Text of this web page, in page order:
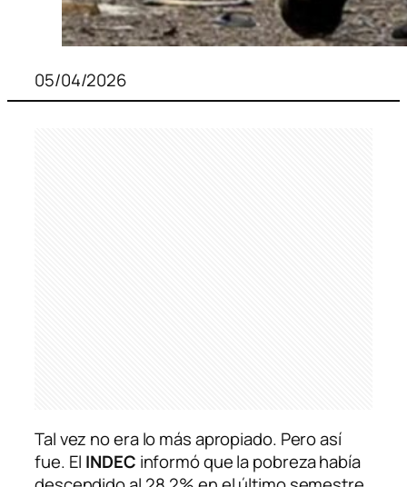
05/04/2026
Tal vez no era lo más apropiado. Pero así
fue. El INDEC informó que la pobreza había